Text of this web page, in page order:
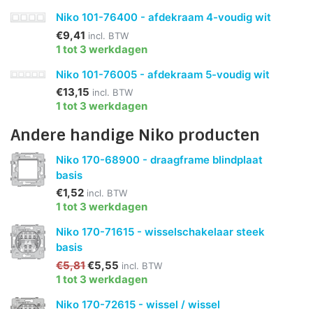
Niko 101-76400 - afdekraam 4-voudig wit
€9,41 incl. BTW
1 tot 3 werkdagen
Niko 101-76005 - afdekraam 5-voudig wit
€13,15 incl. BTW
1 tot 3 werkdagen
Andere handige Niko producten
Niko 170-68900 - draagframe blindplaat
basis
€1,52 incl. BTW
1 tot 3 werkdagen
Niko 170-71615 - wisselschakelaar steek
basis
€5,81€5,55 incl. BTW
1 tot 3 werkdagen
Niko 170-72615 - wissel / wissel